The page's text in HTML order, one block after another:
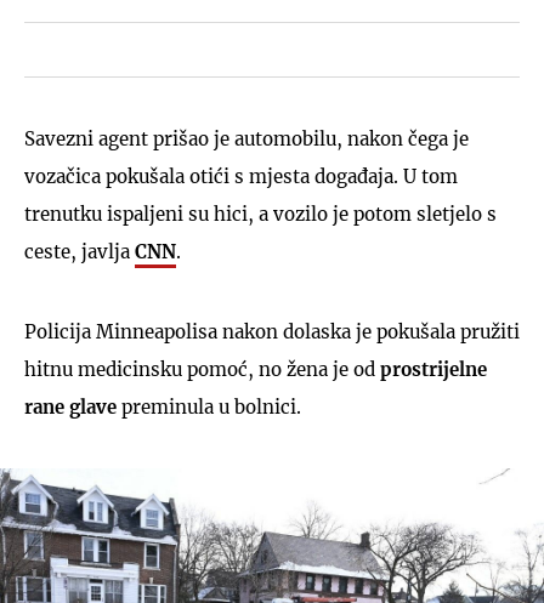
Savezni agent prišao je automobilu, nakon čega je
vozačica pokušala otići s mjesta događaja. U tom
trenutku ispaljeni su hici, a vozilo je potom sletjelo s
ceste, javlja CNN.
Policija Minneapolisa nakon dolaska je pokušala pružiti
hitnu medicinsku pomoć, no žena je od prostrijelne
rane glave preminula u bolnici.